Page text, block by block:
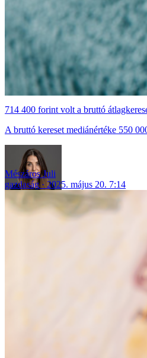
714 400 forint volt a bruttó
A bruttó kereset mediánértéke 550
Mészáros Juli
gazdaság
2025. május 20. 7:14